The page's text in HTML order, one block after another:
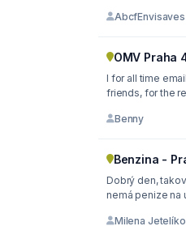
AbcfEnvisaves
OMV Praha
I for all time
friends, for the
Benny
Benzina -
Dobrý den,
nemá penize na
Milena